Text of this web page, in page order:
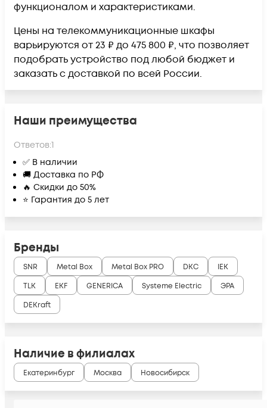
функционалом и характеристиками.
Цены на телекоммуникационные шкафы
варьируются от 23 ₽ до 475 800 ₽, что позволяет
подобрать устройство под любой бюджет и
заказать с доставкой по всей России.
Наши преимущества
Ответов:1
✅ В наличии
🚚 Доставка по РФ
🔥 Скидки до 50%
⭐ Гарантия до 5 лет
Бренды
SNR Metal Box Metal Box PRO DKC
IEK
TLK
EKF GENERICA Systeme Electric
ЭРА
DEKraft
Наличие в филиалах
Екатеринбург Москва Новосибирск